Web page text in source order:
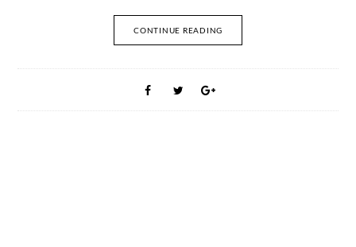
CONTINUE READING